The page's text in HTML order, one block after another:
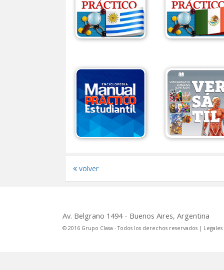
volver
Av. Belgrano 1494 - Buenos Aires, Argentina
© 2016 Grupo Clasa - Todos los derechos reservados | Legales